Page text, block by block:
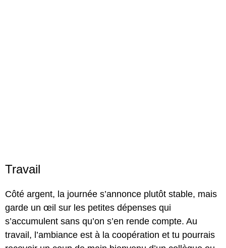
Travail
Côté argent, la journée s’annonce plutôt stable, mais
garde un œil sur les petites dépenses qui
s’accumulent sans qu’on s’en rende compte. Au
travail, l’ambiance est à la coopération et tu pourrais